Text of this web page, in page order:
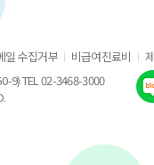
일 수집거부 비급여진료비
9) TEL 02-3468-3000